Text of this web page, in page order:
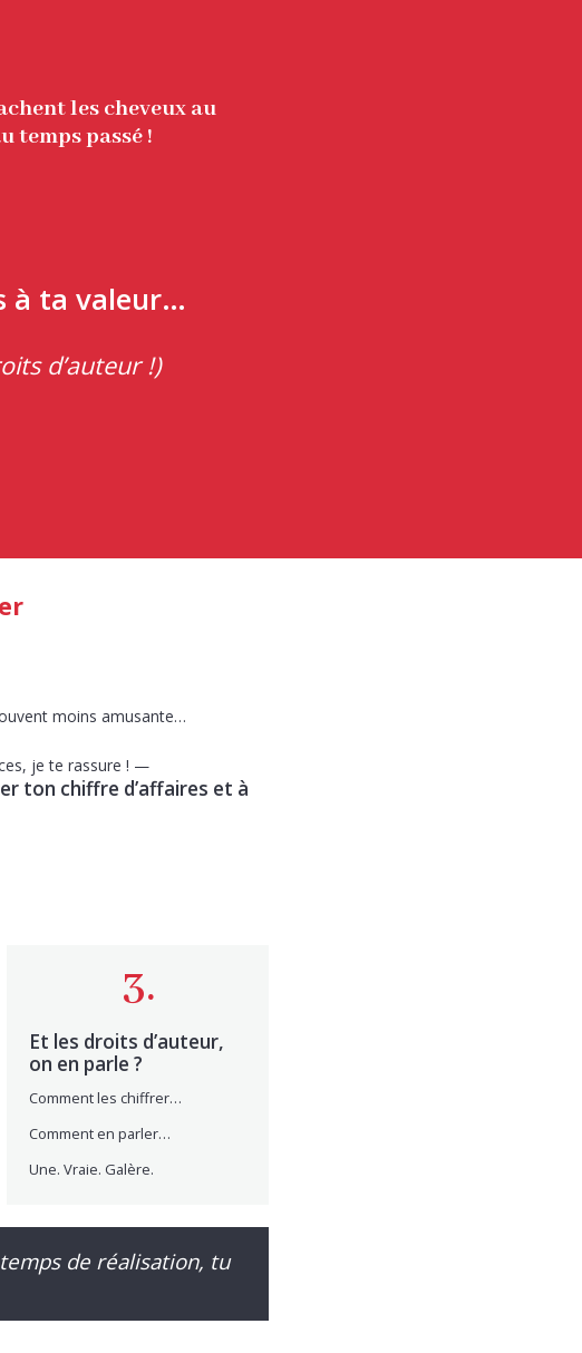
les cheveux au
temps passé !
à ta valeur…
d’auteur !)
moins amusante…
je te rassure ! —
ton chiffre d’affaires et à
3.
Et les droits d’auteur,
on en parle ?
Comment les chiffrer…
Comment en parler…
Une. Vraie. Galère.
de réalisation, tu